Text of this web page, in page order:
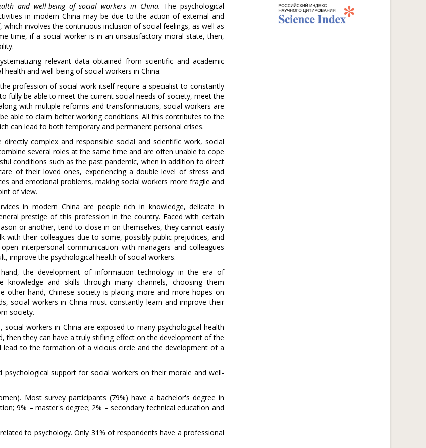
and well-being of social workers in China. The psychological
in modern China may be due to the action of external and
involves the continuous inclusion of social feelings, as well as
time, if a social worker is in an unsatisfactory moral state, then,
relevant data obtained from scientific and academic
and well-being of social workers in China:
profession of social work itself require a specialist to constantly
fully be able to meet the current social needs of society, meet the
with multiple reforms and transformations, social workers are
able to claim better working conditions. All this contributes to the
can lead to both temporary and permanent personal crises.
complex and responsible social and scientific work, social
several roles at the same time and are often unable to cope
conditions such as the past pandemic, when in addition to direct
of their loved ones, experiencing a double level of stress and
and emotional problems, making social workers more fragile and
of view.
in modern China are people rich in knowledge, delicate in
prestige of this profession in the country. Faced with certain
or another, tend to close in on themselves, they cannot easily
their colleagues due to some, possibly public prejudices, and
interpersonal communication with managers and colleagues
improve the psychological health of social workers.
the development of information technology in the era of
and skills through many channels, choosing them
other hand, Chinese society is placing more and more hopes on
social workers in China must constantly learn and improve their
society.
workers in China are exposed to many psychological health
then they can have a truly stifling effect on the development of the
to the formation of a vicious circle and the development of a
psychological support for social workers on their morale and well-
Most survey participants (79%) have a bachelor's degree in
9% – master's degree; 2% – secondary technical education and
to psychology. Only 31% of respondents have a professional